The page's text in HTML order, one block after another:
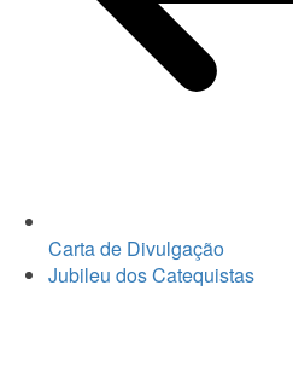
Carta de Divulgação
Jubileu dos Catequistas